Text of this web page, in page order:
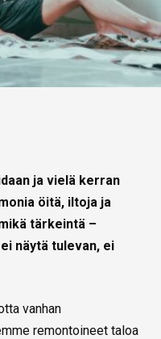
ja vielä kerran
öitä, iltoja ja
tärkeintä –
näytä tulevan, ei
vanhan
remontoineet taloa